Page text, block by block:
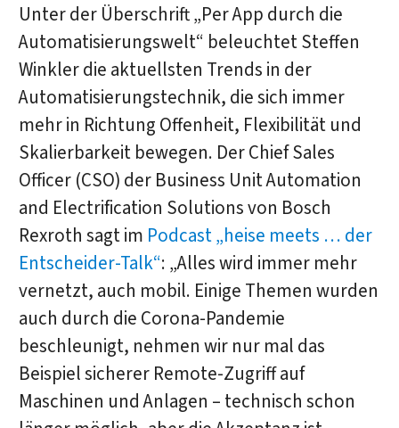
Unter der Überschrift „Per App durch die
Automatisierungswelt“ beleuchtet Steffen
Winkler die aktuellsten Trends in der
Automatisierungstechnik, die sich immer
mehr in Richtung Offenheit, Flexibilität und
Skalierbarkeit bewegen. Der Chief Sales
Officer (CSO) der Business Unit Automation
and Electrification Solutions von Bosch
Rexroth sagt im Podcast „heise meets … der
Entscheider-Talk“: „Alles wird immer mehr
vernetzt, auch mobil. Einige Themen wurden
auch durch die Corona-Pandemie
beschleunigt, nehmen wir nur mal das
Beispiel sicherer Remote-Zugriff auf
Maschinen und Anlagen – technisch schon